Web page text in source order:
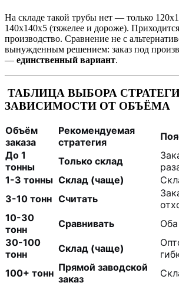
На складе такой трубы нет — только
140x140x5 (тяжелее и дороже).
производство. Сравнение не с
вынужденным решением: заказ под
— единственный вариант.
ТАБЛИЦА ВЫБОРА
ЗАВИСИМОСТИ ОТ ОБЪЁМА
Объём
заказа
Рекомендуемая
стратегия
До 1
тонны
Только склад
1-3 тонны Склад (чаще)
3-10 тонн Считать
10-30
тонн
Сравнивать
30-100
тонн
Склад (чаще)
100+ тонн Прямой заводской
заказ